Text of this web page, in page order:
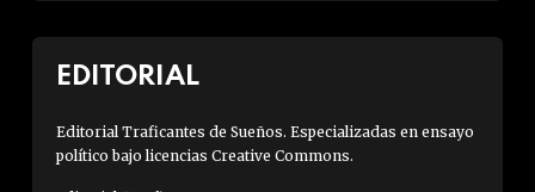
EDITORIAL
Editorial Traficantes de Sueños. Especializadas en ensayo
político bajo licencias Creative Commons.